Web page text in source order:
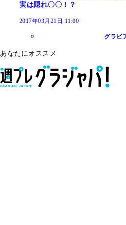
実は隠れ〇〇！？
2017年03月21日 11:00
グラビ
あなたにオススメ